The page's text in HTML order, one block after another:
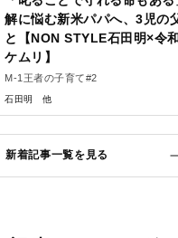
解に悩む新米パパへ、3児の
と【NON STYLE石田明×令
ケムリ】
M-1王者の子育て#2
石田明
新着記事一覧を見る